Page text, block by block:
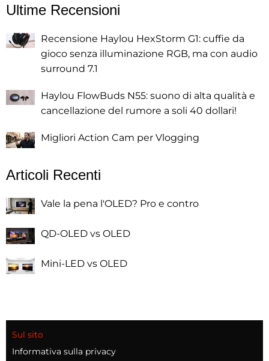
Ultime Recensioni
Recensione Haylou HexStorm G1: cuffie da
gioco senza illuminazione RGB, ma con audio
surround 7.1
Haylou FlowBuds N55: suono di alta qualità e
cancellazione del rumore a soli 40 dollari!
Migliori Action Cam per Vlogging
Articoli Recenti
Vale la pena l'OLED? Pro e contro
QD-OLED vs OLED
Mini-LED vs OLED
Sul sito
Informativa sulla privacy